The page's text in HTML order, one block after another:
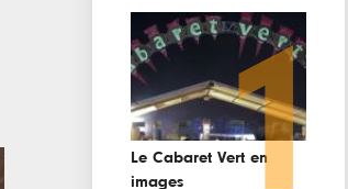
Le Cabaret Vert en
images
1